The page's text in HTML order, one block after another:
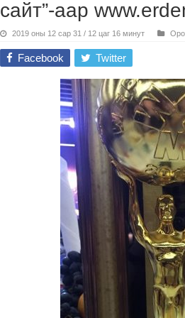
сайт”-аар
2019 оны 12 сар 31 / 12 цаг 16 минут
Facebook Twitter